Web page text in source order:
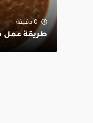
0 دقيقة
طريقة عمل